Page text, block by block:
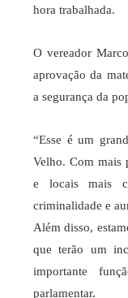
hora trabalhada.
O vereador
aprovação da
a segurança da
“Esse é um
Velho. Com mais
e locais mais
criminalidade e
Além disso,
que terão um
importante
parlamentar.